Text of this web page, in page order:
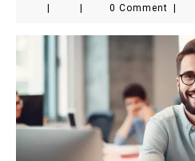
0 Comment